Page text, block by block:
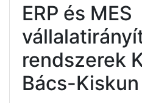
ERP és MES
rendszerek
Bács-